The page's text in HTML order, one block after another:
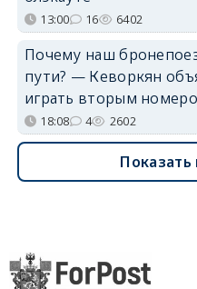
13:00 16 6402
Почему наш
пути? — Кеворкян
играть вторым
18:08 4 2602
Показать